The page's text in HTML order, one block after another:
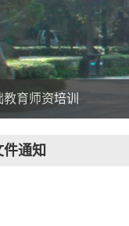
育师资培训
件通知